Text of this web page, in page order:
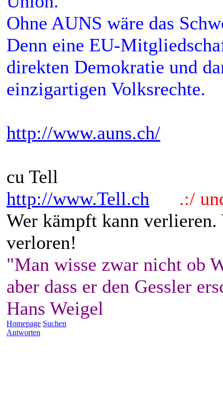
Ohne AUNS wäre das
Denn eine EU-
direkten Demokratie und
einzigartigen Volksrechte.
http://www.auns.ch/
cu Tell
http://www.Tell.ch
.:/
Wer kämpft kann
verloren!
"Man wisse zwar nicht ob
aber dass er den Gessler
Hans Weigel
Homepage Suchen
Antworten